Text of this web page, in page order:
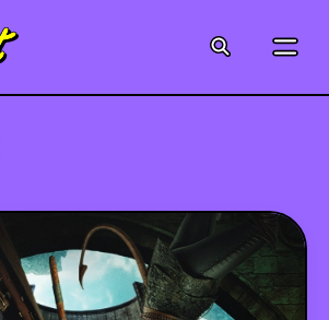
MUSIQUE
CRÉATION